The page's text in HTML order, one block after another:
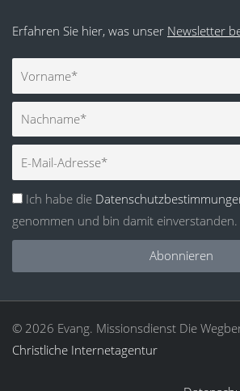
Erfahren Sie hier, was unser Newsletter
Vorname
Nachname
Mail
Ich habe die
genommen und bin damit einverstanden.
Abonnieren
© 2026 Evang. Missionsdienst Die
Christliche Internetagentur